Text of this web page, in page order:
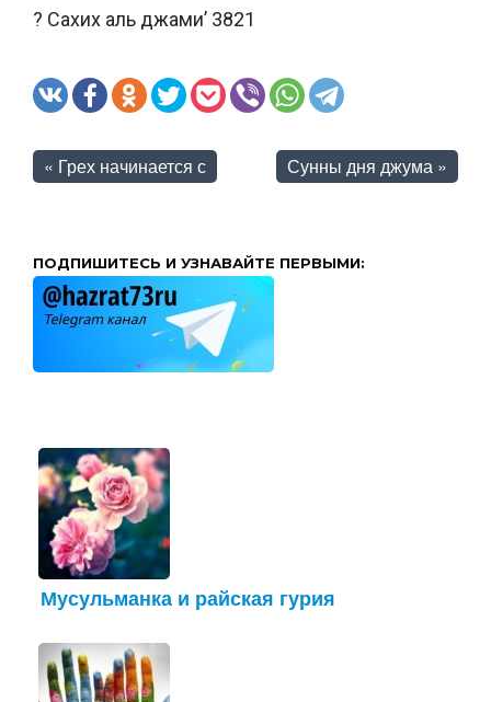
? Сахих аль джами’ 3821
Сунны дня джума »
« Грех начинается с
ПОДПИШИТЕСЬ И УЗНАВАЙТЕ ПЕРВЫМИ:
Мусульманка и райская гурия